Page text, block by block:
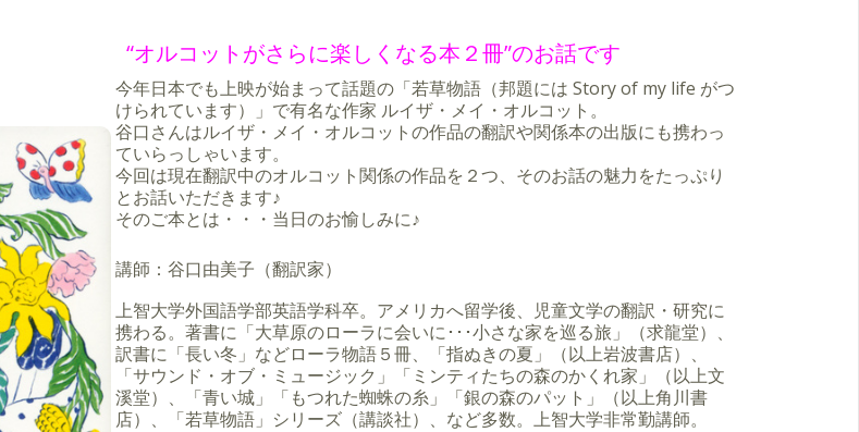
“オルコットがさらに楽しくなる本２冊”のお話です
今年日本でも上映が始まって話題の「若草物語（邦題には Story of my life がつ
けられています）」で有名な作家 ルイザ・メイ・オルコット。
谷口さんはルイザ・メイ・オルコットの作品の翻訳や関係本の出版にも携わっ
ていらっしゃいます。
今回は現在翻訳中のオルコット関係の作品を２つ、そのお話の魅力をたっぷり
とお話いただきます♪
そのご本とは・・・当日のお愉しみに♪
講師：谷口由美子（翻訳家）
上智大学外国語学部英語学科卒。アメリカへ留学後、児童文学の翻訳・研究に
携わる。著書に「大草原のローラに会いに･･･小さな家を巡る旅」（求龍堂）、
訳書に「長い冬」などローラ物語５冊、「指ぬきの夏」（以上岩波書店）、
「サウンド・オブ・ミュージック」「ミンティたちの森のかくれ家」（以上文
溪堂）、「青い城」「もつれた蜘蛛の糸」「銀の森のパット」（以上角川書
店）、「若草物語」シリーズ（講談社）、など多数。上智大学非常勤講師。